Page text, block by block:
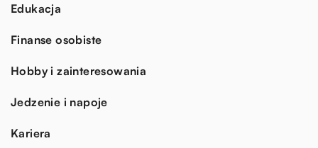
Edukacja
Finanse osobiste
Hobby i zainteresowania
Jedzenie i napoje
Kariera